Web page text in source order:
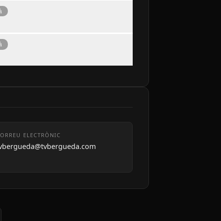
ELECTRÒNIC